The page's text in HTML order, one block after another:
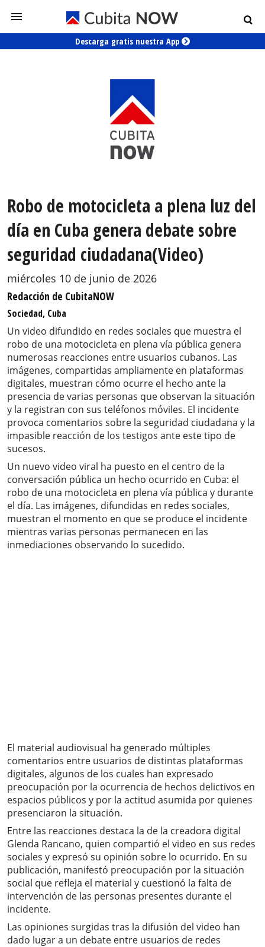
Descarga gratis nuestra App
Robo de motocicleta a plena luz del
día en Cuba genera debate sobre
seguridad ciudadana(Video)
miércoles 10 de junio de 2026
Redacción de CubitaNOW
Sociedad, Cuba
Un video difundido en redes sociales que muestra el
robo de una motocicleta en plena vía pública genera
numerosas reacciones entre usuarios cubanos. Las
imágenes, compartidas ampliamente en plataformas
digitales, muestran cómo ocurre el hecho ante la
presencia de varias personas que observan la situación
y la registran con sus teléfonos móviles. El incidente
provoca comentarios sobre la seguridad ciudadana y la
impasible reacción de los testigos ante este tipo de
sucesos.
Un nuevo video viral ha puesto en el centro de la
conversación pública un hecho ocurrido en Cuba: el
robo de una motocicleta en plena vía pública y durante
el día. Las imágenes, difundidas en redes sociales,
muestran el momento en que se produce el incidente
mientras varias personas permanecen en las
inmediaciones observando lo sucedido.
El material audiovisual ha generado múltiples
comentarios entre usuarios de distintas plataformas
digitales, algunos de los cuales han expresado
preocupación por la ocurrencia de hechos delictivos en
espacios públicos y por la actitud asumida por quienes
presenciaron la situación.
Entre las reacciones destaca la de la creadora digital
Glenda Rancano, quien compartió el video en sus redes
sociales y expresó su opinión sobre lo ocurrido. En su
publicación, manifestó preocupación por la situación
social que refleja el material y cuestionó la falta de
intervención de las personas presentes durante el
incidente.
Las opiniones surgidas tras la difusión del video han
dado lugar a un debate entre usuarios de redes